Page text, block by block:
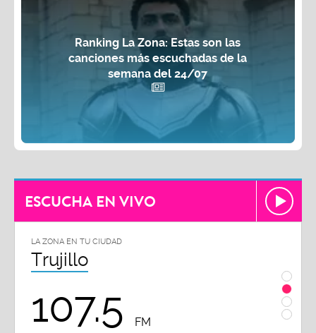
Ranking La Zona: Estas son las
canciones más escuchadas de la
semana del 24/07
ESCUCHA EN VIVO
LA ZONA EN TU CIUDAD
Trujillo
107.5 FM